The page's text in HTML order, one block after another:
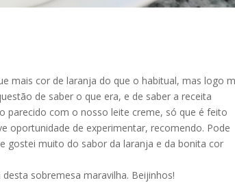
mais cor de laranja do que o habitual, mas logo
de saber o que era, e de saber a receita
parecido com o nosso leite creme, só que é feito
oportunidade de experimentar, recomendo. Pode
gostei muito do sabor da laranja e da bonita cor
sobremesa maravilha. Beijinhos!